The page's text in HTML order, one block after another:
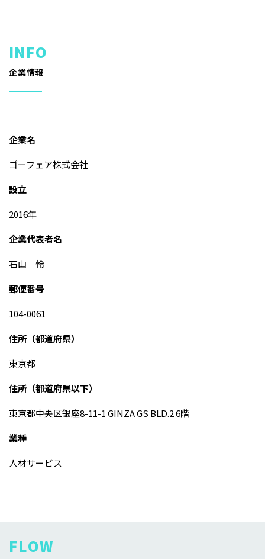
企業情報
企業名
ゴーフェア株式会社
設立
2016年
企業代表者名
石山 怜
郵便番号
104-0061
住所（都道府県）
東京都
住所（都道府県以下）
東京都中央区銀座8-11-1 GINZA GS BLD.2 6階
業種
人材サービス